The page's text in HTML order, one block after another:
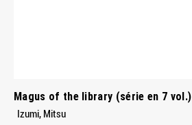
Magus of the library (série en 7 vol.)
Izumi, Mitsu